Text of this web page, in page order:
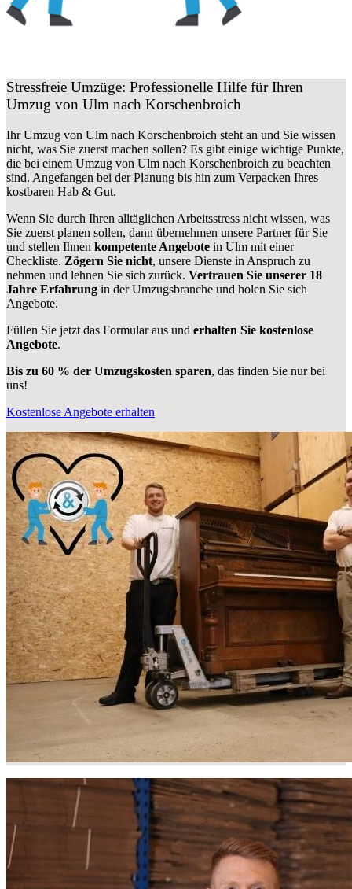
Stressfreie Umzüge: Professionelle Hilfe für Ihren
Umzug von Ulm nach Korschenbroich
Ihr Umzug von Ulm nach Korschenbroich steht an und Sie wissen
nicht, was Sie zuerst machen sollen? Es gibt einige wichtige Punkte,
die bei einem Umzug von Ulm nach Korschenbroich zu beachten
sind. Angefangen bei der Planung bis hin zum Verpacken Ihres
kostbaren Hab & Gut.
Wenn Sie durch Ihren alltäglichen Arbeitsstress nicht wissen, was
Sie zuerst planen sollen, dann übernehmen unsere Partner für Sie
und stellen Ihnen kompetente Angebote in Ulm mit einer
Checkliste. Zögern Sie nicht, unsere Dienste in Anspruch zu
nehmen und lehnen Sie sich zurück. Vertrauen Sie unserer 18
Jahre Erfahrung in der Umzugsbranche und holen Sie sich
Angebote.
Füllen Sie jetzt das Formular aus und erhalten Sie kostenlose
Angebote.
Bis zu 60 % der Umzugskosten sparen, das finden Sie nur bei
uns!
Kostenlose Angebote erhalten